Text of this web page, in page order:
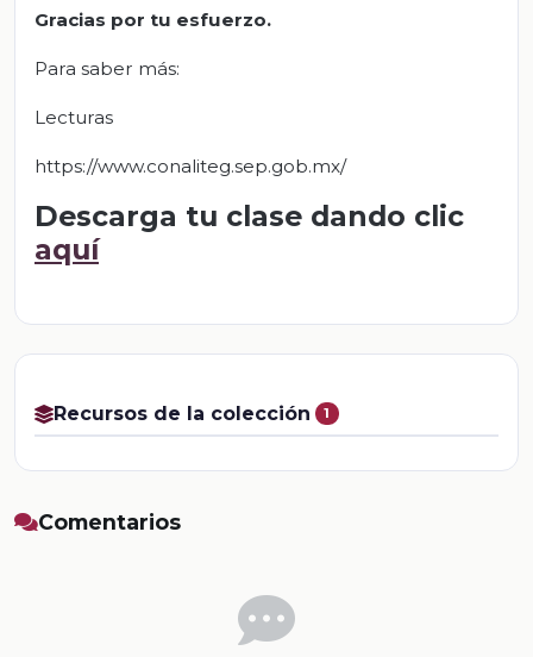
Gracias por tu esfuerzo.
Para saber más:
Lecturas
https://www.conaliteg.sep.gob.mx/
Descarga tu clase dando clic
aquí
Recursos de la colección 1
Comentarios